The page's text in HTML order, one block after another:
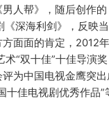
人帮》，随后创作
深海利剑》，反映
面面的肯定，2012
“双十佳”十佳导演
为中国电视金鹰突
十佳电视剧优秀作品”